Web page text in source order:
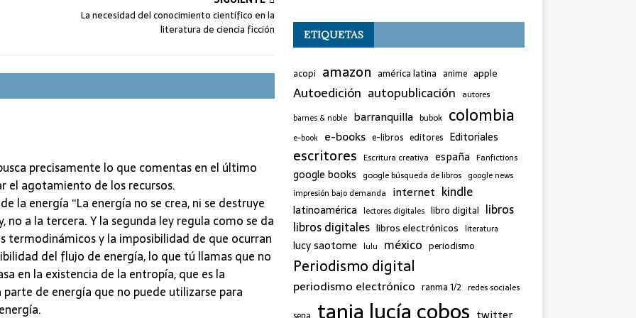
La necesidad del conocimiento científico en la
literatura de ciencia ficción
precisamente lo que comentas en el último
el agotamiento de los recursos.
la energía “La energía no se crea, ni se destruye
a la tercera. Y la segunda ley regula como se da
termodinámicos y la imposibilidad de que ocurran
del flujo de energía, lo que tú llamas que no
en la existencia de la entropía, que es la
de energía que no puede utilizarse para
ETIQUETAS
acopi amazon américa latina anime apple
Autoedición autopublicación autores
barnes & noble barranquilla bubok colombia
e-book e-books e-libros editores Editoriales
escritores Escritura creativa españa Fanfictions
google books google búsqueda de libros google news
impresión bajo demanda internet kindle
latinoamérica lectores digitales libro digital libros
libros digitales libros electrónicos literatura
lucy saotome lulu méxico periodismo
Periodismo digital
periodismo electrónico ranma 1/2 redes sociales
tania lucía cobos